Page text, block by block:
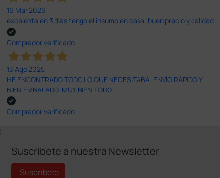
16 Mar 2026
excelente en 3 días tengo el insumo en casa, buen precio y calidad
Comprador verificado
13 Ago 2025
HE ENCONTRADO TODO LO QUE NECESITABA. ENVÍO RÁPIDO Y
BIEN EMBALADO. MUY BIEN TODO.
Comprador verificado
;
Suscríbete a nuestra Newsletter
Suscríbete